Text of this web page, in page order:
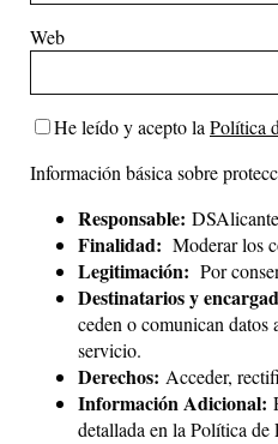
Web
He leído y acepto laPolítica
Información básica sobre
Responsable:
Finalidad: Moderar los
Legitimación: Por
Destinatarios y
ceden o comunican datos
servicio.
Derechos: Acceder,
Información Adicional:
detallada en laPolítica de